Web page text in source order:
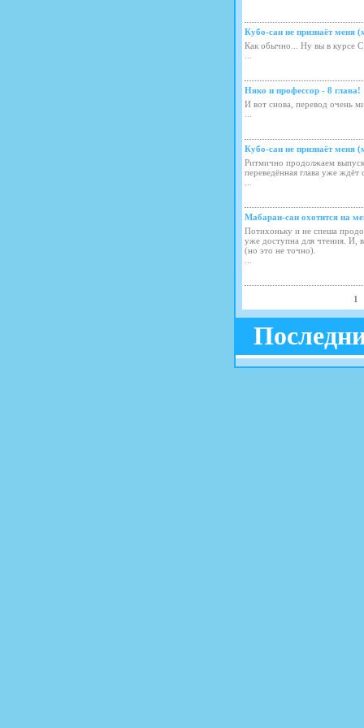
Кубо-сан не признаёт меня
Как обычно... Ну вы в курсе
Няко и профессор - 8 глава!
И вот снова, перевод очень
Кубо-сан не признаёт меня
Ритмично продолжаем
переведённая глава уже ждёт
Мабараи-сан охотится на
Потихоньку и не спеша
уже доступна для чтения. И,
(но это не точно).
1